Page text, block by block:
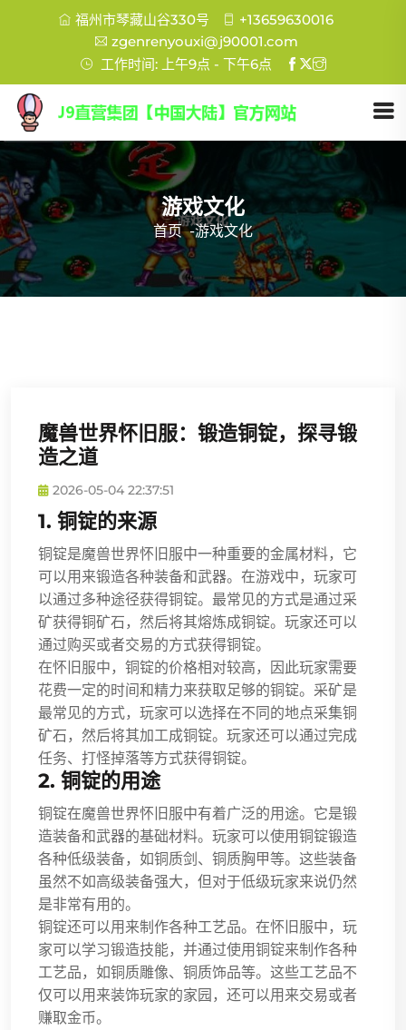
福州市琴藏山谷330号
+13659630016
zgenrenyouxi@j90001.com
工作时间: 上午9点 - 下午6点
游戏文化
首页 -游戏文化
魔兽世界怀旧服：锻造铜锭，探寻锻
造之道
2026-05-04 22:37:51
1. 铜锭的来源
铜锭是魔兽世界怀旧服中一种重要的金属材料，它
可以用来锻造各种装备和武器。在游戏中，玩家可
以通过多种途径获得铜锭。最常见的方式是通过采
矿获得铜矿石，然后将其熔炼成铜锭。玩家还可以
通过购买或者交易的方式获得铜锭。
在怀旧服中，铜锭的价格相对较高，因此玩家需要
花费一定的时间和精力来获取足够的铜锭。采矿是
最常见的方式，玩家可以选择在不同的地点采集铜
矿石，然后将其加工成铜锭。玩家还可以通过完成
任务、打怪掉落等方式获得铜锭。
2. 铜锭的用途
铜锭在魔兽世界怀旧服中有着广泛的用途。它是锻
造装备和武器的基础材料。玩家可以使用铜锭锻造
各种低级装备，如铜质剑、铜质胸甲等。这些装备
虽然不如高级装备强大，但对于低级玩家来说仍然
是非常有用的。
铜锭还可以用来制作各种工艺品。在怀旧服中，玩
家可以学习锻造技能，并通过使用铜锭来制作各种
工艺品，如铜质雕像、铜质饰品等。这些工艺品不
仅可以用来装饰玩家的家园，还可以用来交易或者
赚取金币。